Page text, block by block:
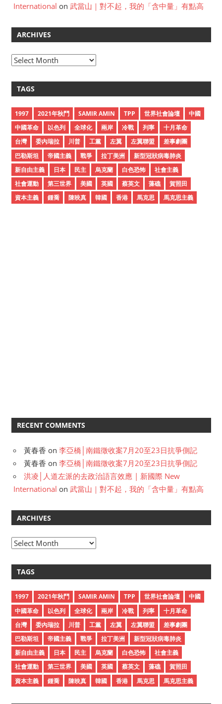
International on 武當山｜對不起，我的「含中量」有點高
ARCHIVES
A
h
v
e
s
TAGS
1997 2021年秋鬥 SAMIR AMIN TPP 世界社會論壇
中國
中國革命
以色列 全球化 兩岸 冷戰 列寧
十月革命
台灣
委內瑞拉 川普 工黨 左翼 左翼聯盟
差事劇團
巴勒斯坦
帝國主義 戰爭 拉丁美洲
新型冠狀病毒肺炎
新自由主義
日本 民主 烏克蘭 白色恐怖
社會主義
社會運動
第三世界 美國 英國 蔡英文 藻礁
賀照田
資本主義
鍾喬 陳映真 韓國 香港 馬克思 馬克思主義
RECENT COMMENTS
黃春香 on 李亞橋│南鐵徵收案7月20至23日抗爭側記
黃春香 on 李亞橋│南鐵徵收案7月20至23日抗爭側記
洪凌│人道左派的去政治語言效應 | 新國際 New
International on 武當山｜對不起，我的「含中量」有點高
ARCHIVES
A
h
v
e
s
TAGS
1997 2021年秋鬥 SAMIR AMIN TPP 世界社會論壇
中國
中國革命
以色列 全球化 兩岸 冷戰 列寧
十月革命
台灣
委內瑞拉 川普 工黨 左翼 左翼聯盟
差事劇團
巴勒斯坦
帝國主義 戰爭 拉丁美洲
新型冠狀病毒肺炎
新自由主義
日本 民主 烏克蘭 白色恐怖
社會主義
社會運動
第三世界 美國 英國 蔡英文 藻礁
賀照田
資本主義
鍾喬 陳映真 韓國 香港 馬克思 馬克思主義